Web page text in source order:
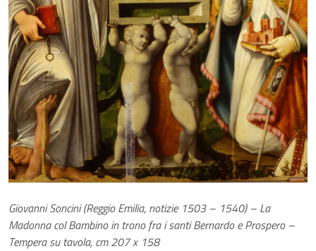
Giovanni Soncini(Reggio Emilia, notizie 1503 – 1540) – La
Madonna col Bambino in trono fra i santi Bernardo e Prospero –
Tempera su tavola, cm 207 x 158